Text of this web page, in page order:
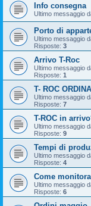
Info consegna
Ultimo messaggio
Porto di
Ultimo messaggio
Risposte: 3
Arrivo T-Roc
Ultimo messaggio
Risposte: 1
T- ROC
Ultimo messaggio
Risposte: 7
T-ROC in
Ultimo messaggio
Risposte: 9
Tempi di
Ultimo messaggio
Risposte: 4
Come
Ultimo messaggio
Risposte: 6